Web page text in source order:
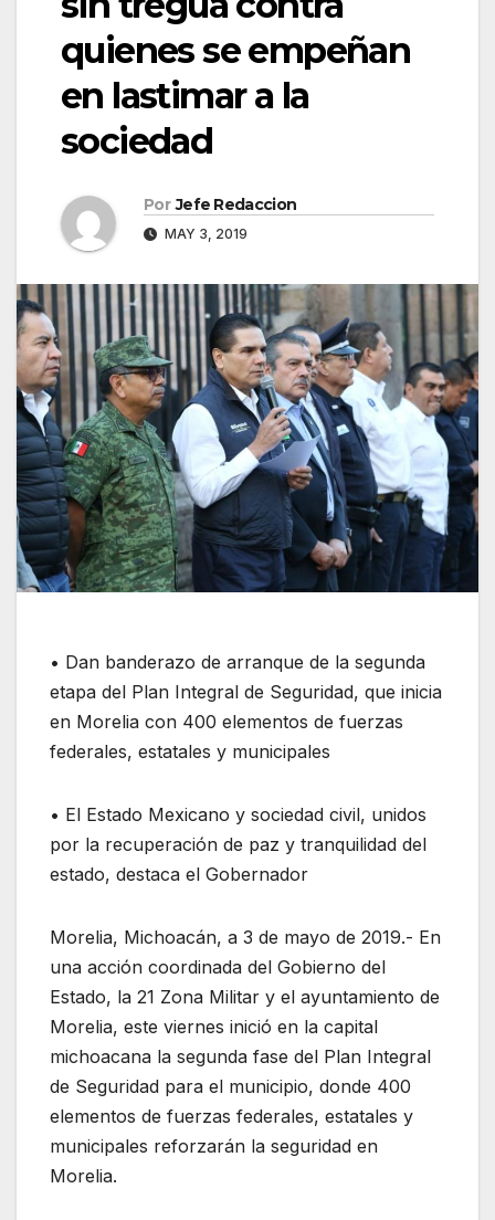
quienes se empeñan
en lastimar a la
sociedad
Por Jefe Redaccion
MAY 3, 2019
• Dan banderazo de arranque de la segunda
etapa del Plan Integral de Seguridad, que inicia
en Morelia con 400 elementos de fuerzas
federales, estatales y municipales
• El Estado Mexicano y sociedad civil, unidos
por la recuperación de paz y tranquilidad del
estado, destaca el Gobernador
Morelia, Michoacán, a 3 de mayo de 2019.- En
una acción coordinada del Gobierno del
Estado, la 21 Zona Militar y el ayuntamiento de
Morelia, este viernes inició en la capital
michoacana la segunda fase del Plan Integral
de Seguridad para el municipio, donde 400
elementos de fuerzas federales, estatales y
municipales reforzarán la seguridad en
Morelia.